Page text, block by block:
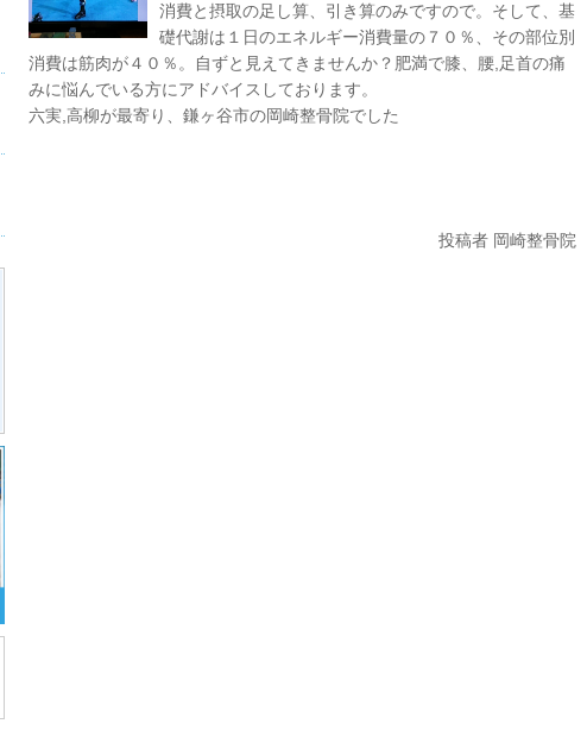
消費と摂取の足し算、引き算のみですので。そして、基
礎代謝は１日のエネルギー消費量の７０％、その部位別
消費は筋肉が４０％。自ずと見えてきませんか？肥満で膝、腰,足首の痛
みに悩んでいる方にアドバイスしております。
六実,高柳が最寄り、鎌ヶ谷市の岡崎整骨院でした
投稿者 岡崎整骨院